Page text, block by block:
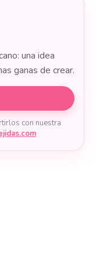
una idea
ganas de crear.
con nuestra